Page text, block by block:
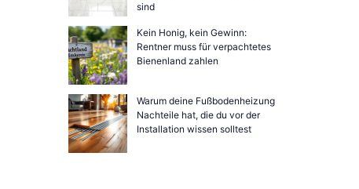
sind
Kein Honig, kein Gewinn:
Rentner muss für verpachtetes
Bienenland zahlen
Warum deine Fußbodenheizung
Nachteile hat, die du vor der
Installation wissen solltest